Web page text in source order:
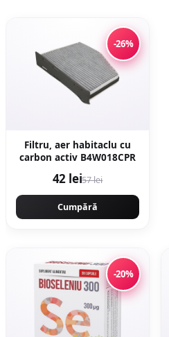
-26%
Filtru, aer habitaclu cu
carbon activ B4W018CPR
42 lei57 lei
Cumpără
-20%